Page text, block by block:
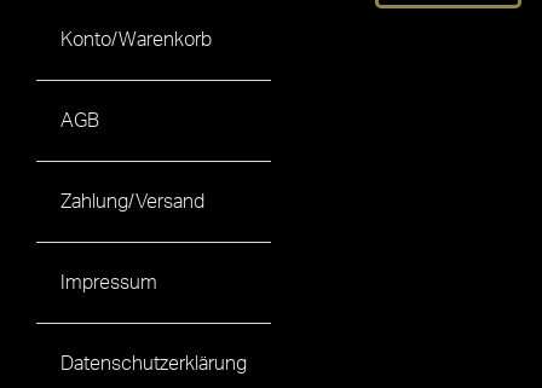
Konto/Warenkorb
AGB
Zahlung/Versand
Impressum
Datenschutzerklärung